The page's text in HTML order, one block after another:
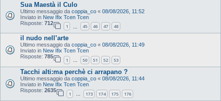
Sua Maestà il Culo
Ultimo messaggio da coppia_co « 08/08/2026, 11:52
Inviato in New Ifix Tcen Tcen
Risposte: 712
1 45 46 47 48
il nudo nell’arte
Ultimo messaggio da coppia_co « 08/08/2026, 11:49
Inviato in New Ifix Tcen Tcen
Risposte: 785
1 … 50 51 52 53
Tacchi alti:ma perchè ci arrapano ?
Ultimo messaggio da coppia_co « 08/08/2026, 11:44
Inviato in New Ifix Tcen Tcen
Risposte: 2635
1 … 173 174 175 176